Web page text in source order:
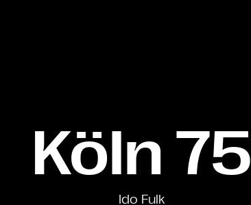
Köln 75
Ido Fulk